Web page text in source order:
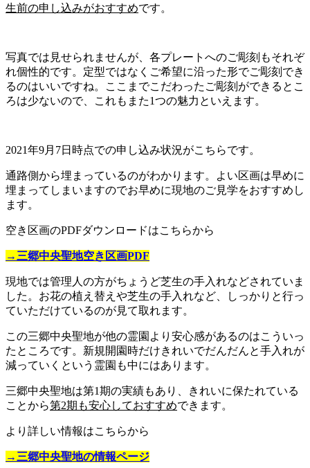
生前の申し込みがおすすめです。
写真では見せられませんが、各プレートへのご彫刻もそれぞ
れ個性的です。定型ではなくご希望に沿った形でご彫刻でき
るのはいいですね。ここまでこだわったご彫刻ができるとこ
ろは少ないので、これもまた1つの魅力といえます。
2021年9月7日時点での申し込み状況がこちらです。
通路側から埋まっているのがわかります。よい区画は早めに
埋まってしまいますのでお早めに現地のご見学をおすすめし
ます。
空き区画のPDFダウンロードはこちらから
→三郷中央聖地空き区画PDF
現地では管理人の方がちょうど芝生の手入れなどされていま
した。お花の植え替えや芝生の手入れなど、しっかりと行っ
ていただけているのが見て取れます。
この三郷中央聖地が他の霊園より安心感があるのはこういっ
たところです。新規開園時だけきれいでだんだんと手入れが
減っていくという霊園も中にはあります。
三郷中央聖地は第1期の実績もあり、きれいに保たれている
ことから第2期も安心しておすすめできます。
より詳しい情報はこちらから
→三郷中央聖地の情報ページ